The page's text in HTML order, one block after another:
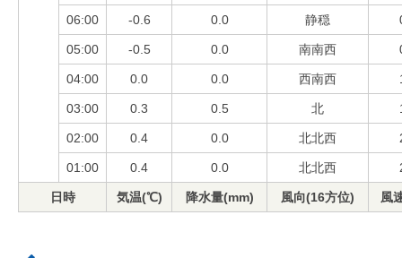
06:00 -0.6 0.0 静穏
05:00 -0.5 0.0 南南西
04:00 0.0 0.0 西南西
03:00 0.3 0.5 北
02:00 0.4 0.0 北北西
01:00 0.4 0.0 北北西
日時 気温(℃) 降水量(mm) 風向(16方位) 風